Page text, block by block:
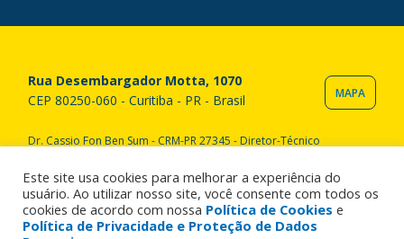
Rua Desembargador Motta, 1070
CEP 80250-060 - Curitiba - PR - Brasil
MAPA
Dr. Cassio Fon Ben Sum - CRM-PR 27345 - Diretor-Técnico
reservados. All rights reserved.
Este site usa cookies para melhorar a experiência do
usuário. Ao utilizar nosso site, você consente com todos os
cookies de acordo com nossa Política de Cookies e
Política de Privacidade e Proteção de Dados